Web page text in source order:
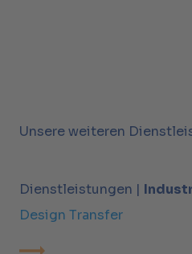
Unsere weiteren
Dienstleistungen |
Design Transfer